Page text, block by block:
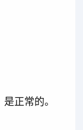
正常的。